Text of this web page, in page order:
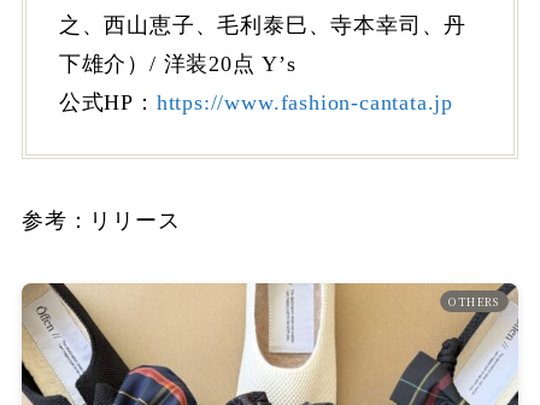
之、⻄⼭恵⼦、⽑利泰⺒、寺本幸司、丹
下雄介）/ 洋装20点 Yʼs
公式HP： https://www.fashion-cantata.jp
参考：リリース
OTHERS